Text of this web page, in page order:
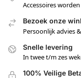
Accessoires
Bezoek onze
Persoonlijk advies
Snelle levering
In twee t/m zes
100% Veilige